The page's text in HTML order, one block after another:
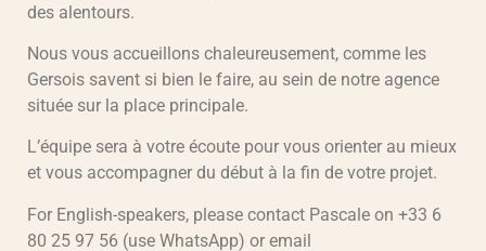
des alentours.
Nous vous accueillons chaleureusement, comme les
Gersois savent si bien le faire, au sein de notre agence
située sur la place principale.
L’équipe sera à votre écoute pour vous orienter au mieux
et vous accompagner du début à la fin de votre projet.
For English-speakers, please contact Pascale on +33 6
80 25 97 56 (use WhatsApp) or email